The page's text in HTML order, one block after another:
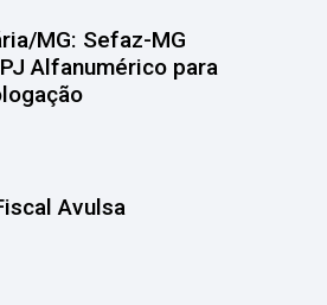
MG: Sefaz-MG
Alfanumérico para
Avulsa